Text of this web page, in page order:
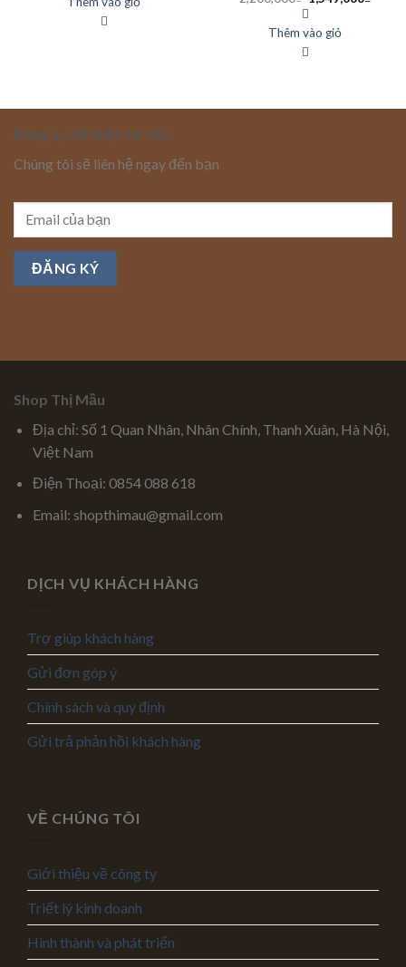
Thêm vào giỏ
Đăng ký để nhận tư vấn
Chúng tôi sẽ liên hệ ngay đến bạn
Shop Thị Mầu
Địa chỉ: Số 1 Quan Nhân, Nhân Chính, Thanh Xuân, Hà Nội,
Việt Nam
Điện Thoại: 0854 088 618
Email: shopthimau@gmail.com
DỊCH VỤ KHÁCH HÀNG
Trợ giúp khách hàng
Gửi đơn góp ý
Chính sách và quy định
Gửi trả phản hồi khách hàng
VỀ CHÚNG TÔI
Giới thiệu về công ty
Triết lý kinh doanh
Hình thành và phát triển